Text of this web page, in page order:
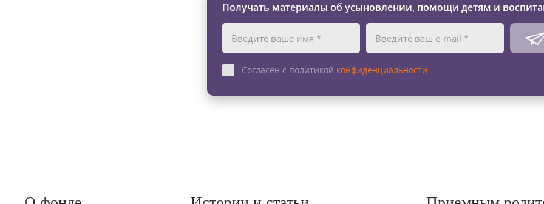
Получать материалы об усыновлении, помощи детям и
Согласен с политикой конфиденциальности